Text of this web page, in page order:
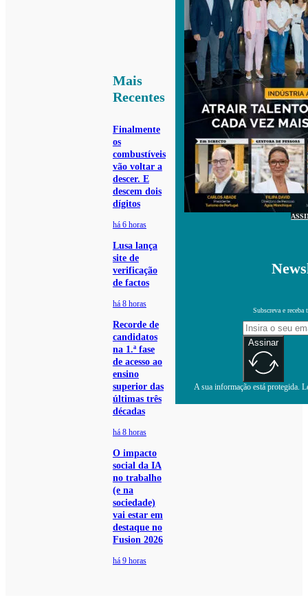
Mais
Recentes
Finalmente
os
combustíveis
vão voltar a
descer. E
descem dois
dígitos
há 6 horas
Lusa lança
site de
verificação
de factos
há 8 horas
Recorde de
candidatos
na 1.ª fase
de acesso ao
ensino
superior das
últimas três
décadas
há 8 horas
O impacto
social da IA
no trabalho
(e na
sociedade)
vai estar em
destaque no
Fusion 2026
há 9 horas
Subscreva e receba
Assinar
A sua informação está protegida.